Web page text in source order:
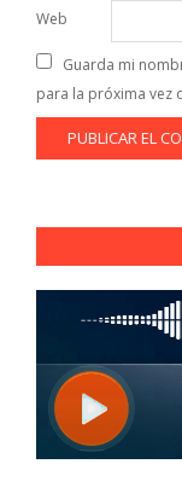
Web
Guarda mi
para la próxima vez